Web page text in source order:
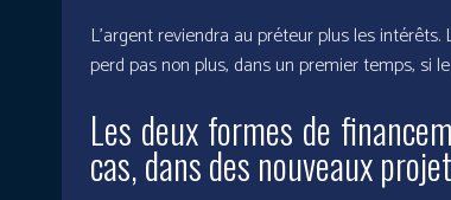
L’argent reviendra au préteur plus les
perd pas non plus, dans un premier temps, si
Les deux formes de
cas, dans des nouveaux